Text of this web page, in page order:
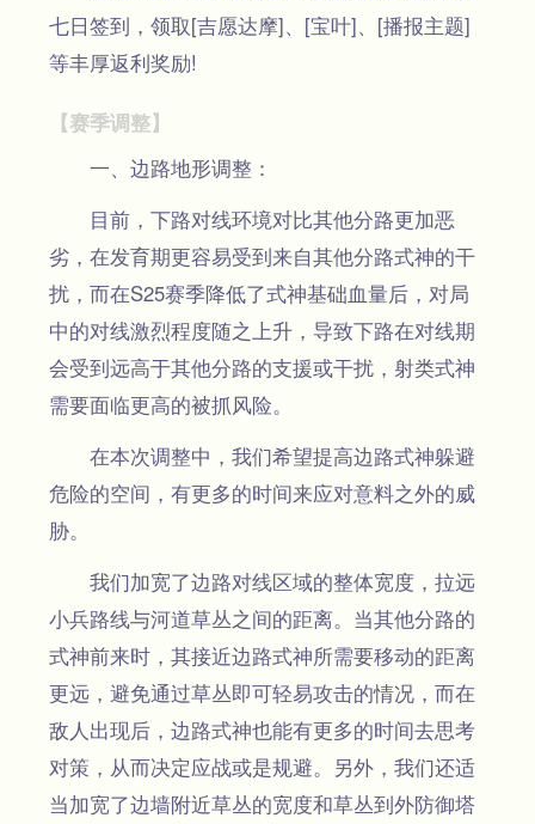
七日签到，领取[吉愿达摩]、[宝叶]、[播报主题]
等丰厚返利奖励!
【赛季调整】
一、边路地形调整：
目前，下路对线环境对比其他分路更加恶
劣，在发育期更容易受到来自其他分路式神的干
扰，而在S25赛季降低了式神基础血量后，对局
中的对线激烈程度随之上升，导致下路在对线期
会受到远高于其他分路的支援或干扰，射类式神
需要面临更高的被抓风险。
在本次调整中，我们希望提高边路式神躲避
危险的空间，有更多的时间来应对意料之外的威
胁。
我们加宽了边路对线区域的整体宽度，拉远
小兵路线与河道草丛之间的距离。当其他分路的
式神前来时，其接近边路式神所需要移动的距离
更远，避免通过草丛即可轻易攻击的情况，而在
敌人出现后，边路式神也能有更多的时间去思考
对策，从而决定应战或是规避。另外，我们还适
当加宽了边墙附近草丛的宽度和草丛到外防御塔